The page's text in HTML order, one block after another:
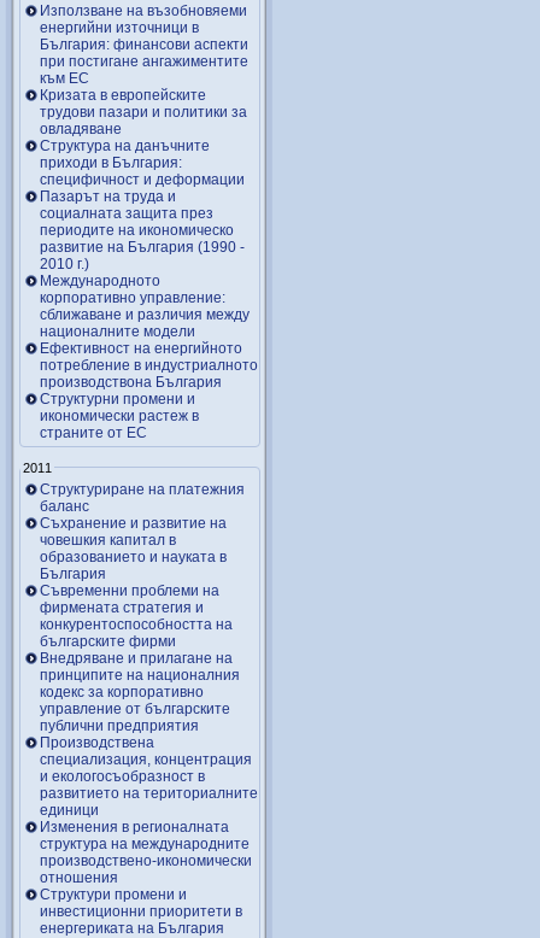
Използване на възобновяеми
енергийни източници в
България: финансови аспекти
при постигане ангажиментите
към ЕС
Кризата в европейските
трудови пазари и политики за
овладяване
Структура на данъчните
приходи в България:
специфичност и деформации
Пазарът на труда и
социалната защита през
периодите на икономическо
развитие на България (1990 -
2010 г.)
Международното
корпоративно управление:
сближаване и различия между
националните модели
Ефективност на енергийното
потребление в индустриалното
производствона България
Структурни промени и
икономически растеж в
страните от ЕС
2011
Структуриране на платежния
баланс
Съхранение и развитие на
човешкия капитал в
образованието и науката в
България
Съвременни проблеми на
фирмената стратегия и
конкурентоспособността на
българските фирми
Внедряване и прилагане на
принципите на националния
кодекс за корпоративно
управление от българските
публични предприятия
Производствена
специализация, концентрация
и екологосъобразност в
развитието на териториалните
единици
Изменения в регионалната
структура на международните
производствено-икономически
отношения
Структури промени и
инвестиционни приоритети в
енергериката на България